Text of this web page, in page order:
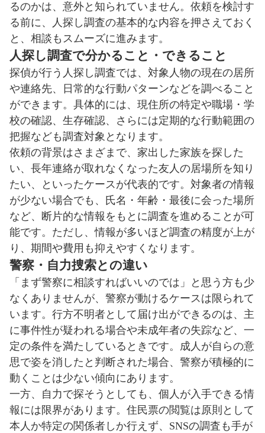
るのかは、意外と知られていません。依頼を検討す
る前に、人探し調査の基本的な内容を押さえておく
と、相談もスムーズに進みます。
人探し調査で分かること・できること
探偵が行う人探し調査では、対象人物の現在の居所
や連絡先、日常的な行動パターンなどを調べること
ができます。具体的には、現住所の特定や職場・学
校の確認、生存確認、さらには定期的な行動範囲の
把握なども調査対象となります。
依頼の背景はさまざまで、家出した家族を探した
い、長年連絡が取れなくなった友人の居場所を知り
たい、といったケースが代表的です。対象者の情報
が少ない場合でも、氏名・年齢・最後に会った場所
など、断片的な情報をもとに調査を進めることが可
能です。ただし、情報が多いほど調査の精度が上が
り、期間や費用も抑えやすくなります。
警察・自力捜索との違い
「まず警察に相談すればいいのでは」と思う方も少
なくありませんが、警察が動けるケースは限られて
います。行方不明者として届け出ができるのは、主
に事件性が疑われる場合や未成年者の失踪など、一
定の条件を満たしているときです。成人が自らの意
思で姿を消したと判断された場合、警察が積極的に
動くことは少ない傾向にあります。
一方、自力で探そうとしても、個人が入手できる情
報には限界があります。住民票の閲覧は原則として
本人か特定の関係者しか行えず、SNSの調査も手が